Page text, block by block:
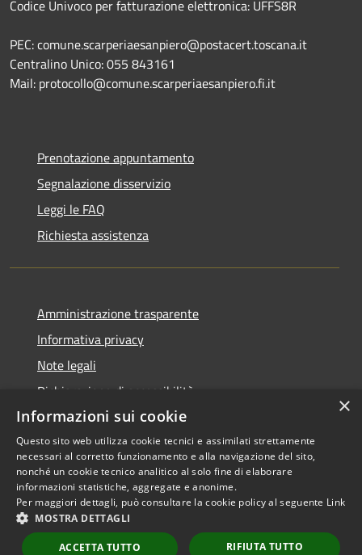
Codice Univoco per fatturazione elettronica: UFFS8R
PEC: comune.scarperiaesanpiero@postacert.toscana.it
Centralino Unico: 055 843161
Mail: protocollo@comune.scarperiaesanpiero.fi.it
Prenotazione appuntamento
Segnalazione disservizio
Leggi le FAQ
Richiesta assistenza
Amministrazione trasparente
Informativa privacy
Note legali
Dichiarazione di accessibilità
RSS
Accessibilità
Privacy
Cookie
Mappa del sito
Copyright © 2026 • Comune di
Scarperia e San Piero •
Powered byMunicipium
Accesso redazione
×
Informazioni sui cookie
Questo sito web utilizza cookie tecnici e assimilati strettamente
necessari al corretto funzionamento e alla navigazione del sito,
nonché un cookie tecnico analitico al solo fine di elaborare
informazioni statistiche, aggregate e anonime.
Per maggiori dettagli, può consultare la cookie policy al seguente Link
MOSTRA DETTAGLI
ACCETTA TUTTO RIFIUTA TUTTO